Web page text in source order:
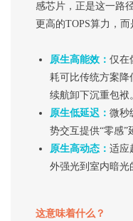
感芯片，正是这一路
更高的TOPS算力，而
原生高能效： 仅在
耗可比传统方案降
续航卸下沉重包袱
原生低延迟： 微秒
势交互提供“零感”
原生高动态： 适应
外强光到室内暗光
这意味着什么？